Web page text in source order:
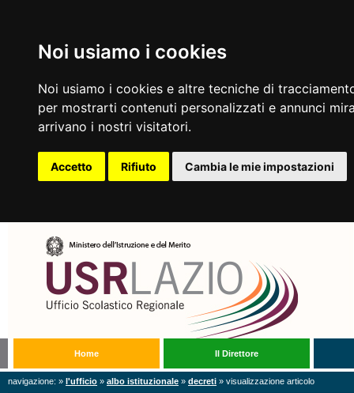
Noi usiamo i cookies
Noi usiamo i cookies e altre tecniche di
per mostrarti contenuti personalizzati e annunci
arrivano i nostri visitatori.
Accetto Rifiuto Cambia le mie impostazioni
Home Il Direttore
navigazione: » l'ufficio » albo istituzionale » decreti » visualizzazione articolo